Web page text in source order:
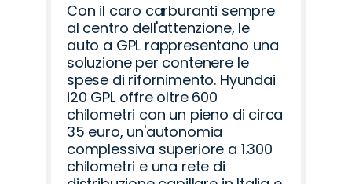
Con il caro carburanti sempre
al centro dell'attenzione, le
auto a GPL rappresentano una
soluzione per contenere le
spese di rifornimento. Hyundai
i20 GPL offre oltre 600
chilometri con un pieno di circa
35 euro, un'autonomia
complessiva superiore a 1.300
chilometri e una rete di